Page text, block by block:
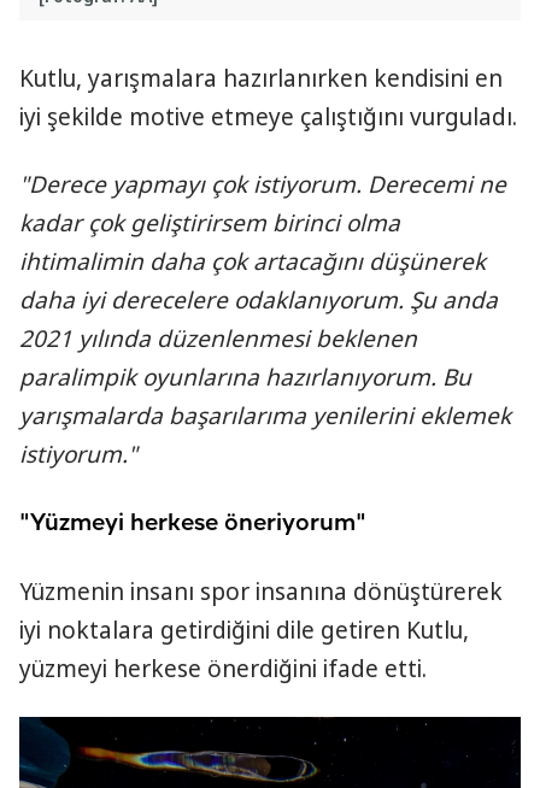
Kutlu, yarışmalara hazırlanırken kendisini en
iyi şekilde motive etmeye çalıştığını vurguladı.
"Derece yapmayı çok istiyorum. Derecemi ne
kadar çok geliştirirsem birinci olma
ihtimalimin daha çok artacağını düşünerek
daha iyi derecelere odaklanıyorum. Şu anda
2021 yılında düzenlenmesi beklenen
paralimpik oyunlarına hazırlanıyorum. Bu
yarışmalarda başarılarıma yenilerini eklemek
istiyorum."
"Yüzmeyi herkese öneriyorum"
Yüzmenin insanı spor insanına dönüştürerek
iyi noktalara getirdiğini dile getiren Kutlu,
yüzmeyi herkese önerdiğini ifade etti.